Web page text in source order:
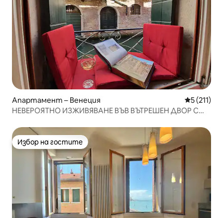
Апартамент – Венеция Средна
5 (211)
НЕВЕРОЯТНО ИЗЖИВЯВАНЕ ВЪВ ВЪТРЕШЕН ДВОР С
Избор на гостите
Избор на гостите